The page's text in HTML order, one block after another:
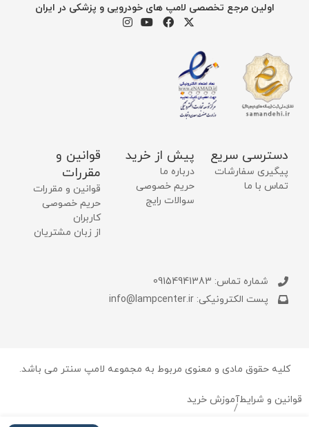
اولین مرجع تخصصی لامپ های خودرویی و پزشکی در ایران
دسترسی سریع
پیگیری سفارشات
تماس با ما
پیش از خرید
درباره ما
حریم خصوصی
سوالات رایج
قوانین و
مقررات
قوانین و مقررات
حریم خصوصی
کاربران
از زبان مشتریان
شماره تماس: 09154941383
پست الکترونیکی: info@lampcenter.ir
کلیه حقوق مادی و معنوی مربوط به مجموعه لامپ سنتر می باشد.
قوانین و شرایط
/
آموزش خرید